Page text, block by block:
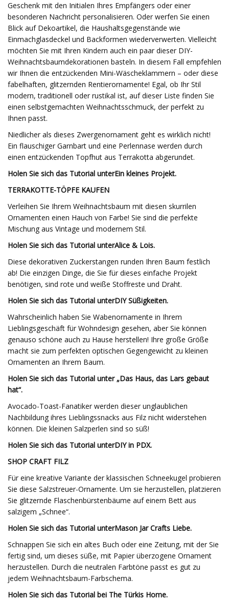
Geschenk mit den Initialen Ihres Empfängers oder einer
besonderen Nachricht personalisieren. Oder werfen Sie einen
Blick auf Dekoartikel, die Haushaltsgegenstände wie
Einmachglasdeckel und Backformen wiederverwerten. Vielleicht
möchten Sie mit Ihren Kindern auch ein paar dieser DIY-
Weihnachtsbaumdekorationen basteln. In diesem Fall empfehlen
wir Ihnen die entzückenden Mini-Wäscheklammern – oder diese
fabelhaften, glitzernden Rentierornamente! Egal, ob Ihr Stil
modern, traditionell oder rustikal ist, auf dieser Liste finden Sie
einen selbstgemachten Weihnachtsschmuck, der perfekt zu
Ihnen passt.
Niedlicher als dieses Zwergenornament geht es wirklich nicht!
Ein flauschiger Garnbart und eine Perlennase werden durch
einen entzückenden Topfhut aus Terrakotta abgerundet.
Holen Sie sich das Tutorial unterEin kleines Projekt.
TERRAKOTTE-TÖPFE KAUFEN
Verleihen Sie Ihrem Weihnachtsbaum mit diesen skurrilen
Ornamenten einen Hauch von Farbe! Sie sind die perfekte
Mischung aus Vintage und modernem Stil.
Holen Sie sich das Tutorial unterAlice & Lois.
Diese dekorativen Zuckerstangen runden Ihren Baum festlich
ab! Die einzigen Dinge, die Sie für dieses einfache Projekt
benötigen, sind rote und weiße Stoffreste und Draht.
Holen Sie sich das Tutorial unterDIY Süßigkeiten.
Wahrscheinlich haben Sie Wabenornamente in Ihrem
Lieblingsgeschäft für Wohndesign gesehen, aber Sie können
genauso schöne auch zu Hause herstellen! Ihre große Größe
macht sie zum perfekten optischen Gegengewicht zu kleinen
Ornamenten an Ihrem Baum.
Holen Sie sich das Tutorial unter „Das Haus, das Lars gebaut
hat“.
Avocado-Toast-Fanatiker werden dieser unglaublichen
Nachbildung ihres Lieblingssnacks aus Filz nicht widerstehen
können. Die kleinen Salzperlen sind so süß!
Holen Sie sich das Tutorial unterDIY in PDX.
SHOP CRAFT FILZ
Für eine kreative Variante der klassischen Schneekugel probieren
Sie diese Salzstreuer-Ornamente. Um sie herzustellen, platzieren
Sie glitzernde Flaschenbürstenbäume auf einem Bett aus
salzigem „Schnee“.
Holen Sie sich das Tutorial unterMason Jar Crafts Liebe.
Schnappen Sie sich ein altes Buch oder eine Zeitung, mit der Sie
fertig sind, um dieses süße, mit Papier überzogene Ornament
herzustellen. Durch die neutralen Farbtöne passt es gut zu
jedem Weihnachtsbaum-Farbschema.
Holen Sie sich das Tutorial bei The Türkis Home.